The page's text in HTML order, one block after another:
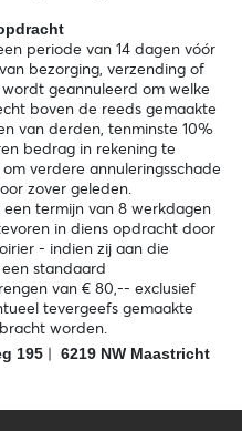
periode van 14 dagen vóór
bezorging, verzending of
geannuleerd om welke
boven de reeds gemaakte
van derden, tenminste 10%
bedrag in rekening te
verdere annuleringsschade
zover geleden.
termijn van 8 werkdagen
in diens opdracht door
- indien zij aan die
standaard
van € 80,-- exclusief
tevergeefs gemaakte
worden.
195 | 6219 NW Maastricht